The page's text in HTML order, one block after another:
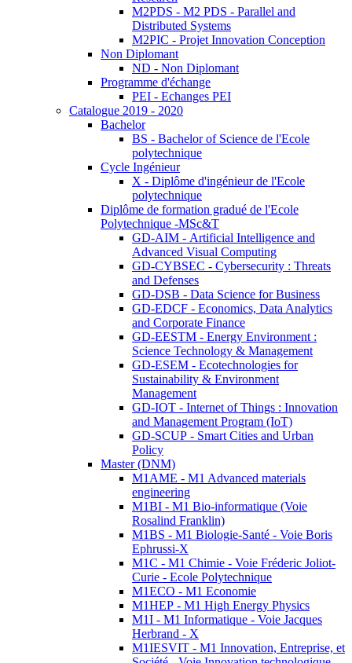
M2PDS - M2 PDS - Parallel and
Distributed Systems
M2PIC - Projet Innovation Conception
Non Diplomant
ND - Non Diplomant
Programme d'échange
PEI - Echanges PEI
Catalogue 2019 - 2020
Bachelor
BS - Bachelor of Science de l'Ecole
polytechnique
Cycle Ingénieur
X - Diplôme d'ingénieur de l'Ecole
polytechnique
Diplôme de formation gradué de l'Ecole
Polytechnique -MSc&T
GD-AIM - Artificial Intelligence and
Advanced Visual Computing
GD-CYBSEC - Cybersecurity : Threats
and Defenses
GD-DSB - Data Science for Business
GD-EDCF - Economics, Data Analytics
and Corporate Finance
GD-EESTM - Energy Environment :
Science Technology & Management
GD-ESEM - Ecotechnologies for
Sustainability & Environment
Management
GD-IOT - Internet of Things : Innovation
and Management Program (IoT)
GD-SCUP - Smart Cities and Urban
Policy
Master (DNM)
M1AME - M1 Advanced materials
engineering
M1BI - M1 Bio-informatique (Voie
Rosalind Franklin)
M1BS - M1 Biologie-Santé - Voie Boris
Ephrussi-X
M1C - M1 Chimie - Voie Fréderic Joliot-
Curie - Ecole Polytechnique
M1ECO - M1 Economie
M1HEP - M1 High Energy Physics
M1I - M1 Informatique - Voie Jacques
Herbrand - X
M1IESVIT - M1 Innovation, Entreprise, et